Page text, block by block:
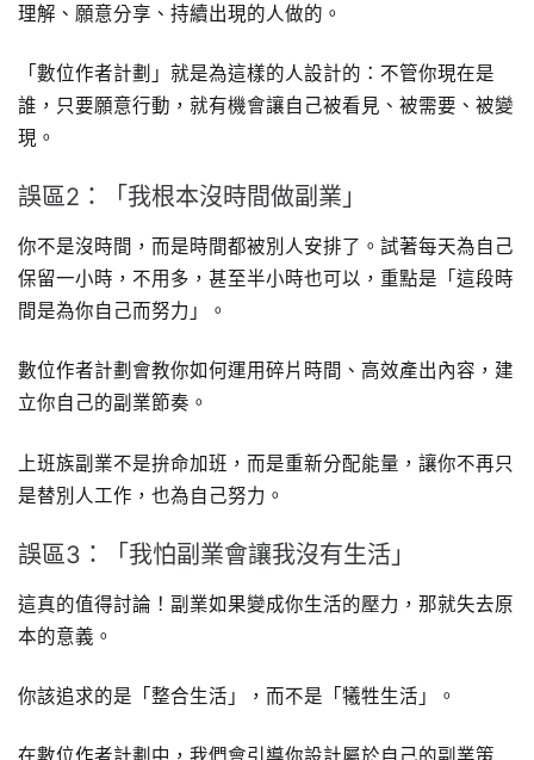
理解、願意分享、持續出現的人做的。
「數位作者計劃」就是為這樣的人設計的：不管你現在是
誰，只要願意行動，就有機會讓自己被看見、被需要、被變
現。
誤區2：「我根本沒時間做副業」
你不是沒時間，而是時間都被別人安排了。試著每天為自己
保留一小時，不用多，甚至半小時也可以，重點是「這段時
間是為你自己而努力」。
數位作者計劃會教你如何運用碎片時間、高效產出內容，建
立你自己的副業節奏。
上班族副業不是拚命加班，而是重新分配能量，讓你不再只
是替別人工作，也為自己努力。
誤區3：「我怕副業會讓我沒有生活」
這真的值得討論！副業如果變成你生活的壓力，那就失去原
本的意義。
你該追求的是「整合生活」，而不是「犧牲生活」。